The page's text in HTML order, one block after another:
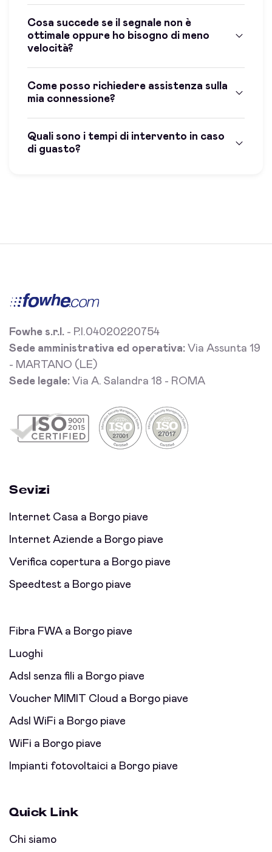
Cosa succede se il segnale non è
ottimale oppure ho bisogno di meno
velocità?
Come posso richiedere assistenza sulla
mia connessione?
Quali sono i tempi di intervento in caso
di guasto?
Fowhe s.r.l. - P.I.04020220754
Sede amministrativa ed operativa: Via Assunta 19
- MARTANO (LE)
Sede legale: Via A. Salandra 18 - ROMA
Sevizi
Internet Casa a Borgo piave
Internet Aziende a Borgo piave
Verifica copertura a Borgo piave
Speedtest a Borgo piave
Fibra FWA a Borgo piave
Luoghi
Adsl senza fili a Borgo piave
Voucher MIMIT Cloud a Borgo piave
Adsl WiFi a Borgo piave
WiFi a Borgo piave
Impianti fotovoltaici a Borgo piave
Quick Link
Chi siamo